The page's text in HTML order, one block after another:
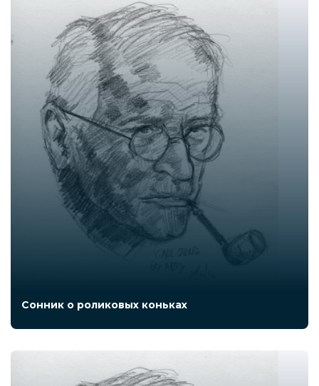
Сонник о роликовых коньках